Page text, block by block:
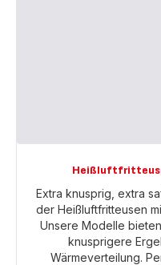
Extra knusprig, extra
der Heißluftfritteusen
Unsere Modelle
knusprigere
Wärmeverteilung.